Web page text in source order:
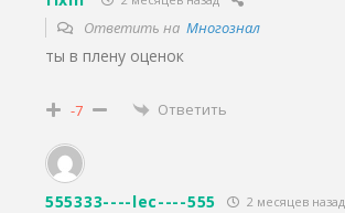
Ответить на Многознал
ты в плену оценок
-7 Ответить
555333----lec----555 2 месяцев назад